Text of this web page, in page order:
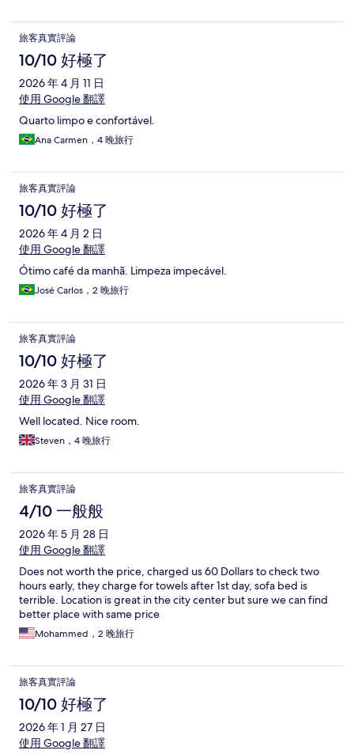
旅客真實評論
10/10 好極了
2026 年 4 月 11 日
使用 Google 翻譯
Quarto limpo e confortável.
Ana Carmen，4 晚旅行
旅客真實評論
10/10 好極了
2026 年 4 月 2 日
使用 Google 翻譯
Ótimo café da manhã. Limpeza impecável.
José Carlos，2 晚旅行
旅客真實評論
10/10 好極了
2026 年 3 月 31 日
使用 Google 翻譯
Well located. Nice room.
Steven，4 晚旅行
旅客真實評論
4/10 一般般
2026 年 5 月 28 日
使用 Google 翻譯
Does not worth the price, charged us 60 Dollars to check two
hours early, they charge for towels after 1st day, sofa bed is
terrible. Location is great in the city center but sure we can find
better place with same price
Mohammed，2 晚旅行
旅客真實評論
10/10 好極了
2026 年 1 月 27 日
使用 Google 翻譯